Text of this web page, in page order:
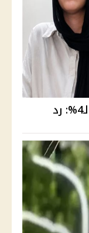
القصة الكاملة لأزمة ريم صاحبة الـ4%: رد